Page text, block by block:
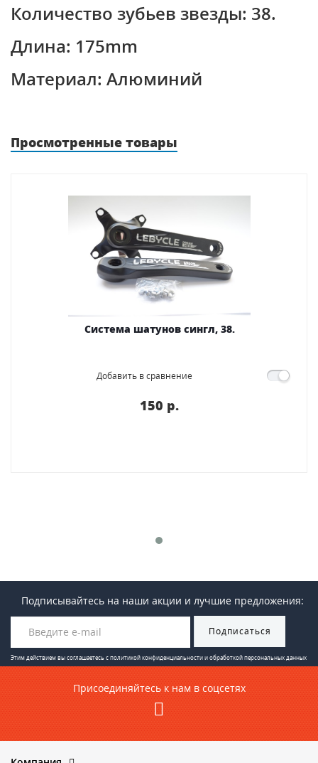
Количество зубьев звезды: 38.
Длина: 175mm
Материал: Алюминий
Просмотренные товары
Система шатунов сингл, 38.
Добавить в сравнение
150 p.
Подписывайтесь на наши акции и лучшие предложения:
Подписаться
Этим действием вы соглашаетесь сполитикой конфиденциальности и обработкой персональных данных
Присоединяйтесь к нам в соцсетях